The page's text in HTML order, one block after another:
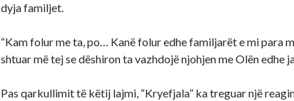
dyja familjet.
“Kam folur me ta, po… Kanë folur edhe familjarët e mi para
shtuar më tej se dëshiron ta vazhdojë njohjen me Olën edhe
Pas qarkullimit të këtij lajmi, “Kryefjala” ka treguar një